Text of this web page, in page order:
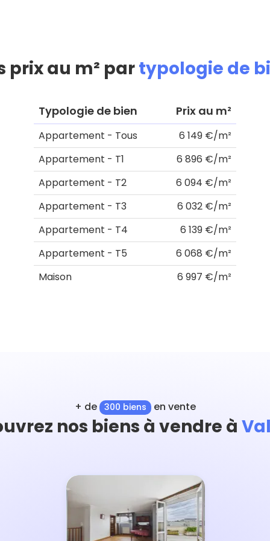
prix au m² partypologie de
Typologie de bien Prix au m²
Appartement - Tous
6 149 €/m²
Appartement - T1
6 896 €/m²
Appartement - T2
6 094 €/m²
Appartement - T3
6 032 €/m²
Appartement - T4
6 139 €/m²
Appartement - T5
6 068 €/m²
Maison
6 997 €/m²
+ de 300 biens en vente
nos biens à vendre à